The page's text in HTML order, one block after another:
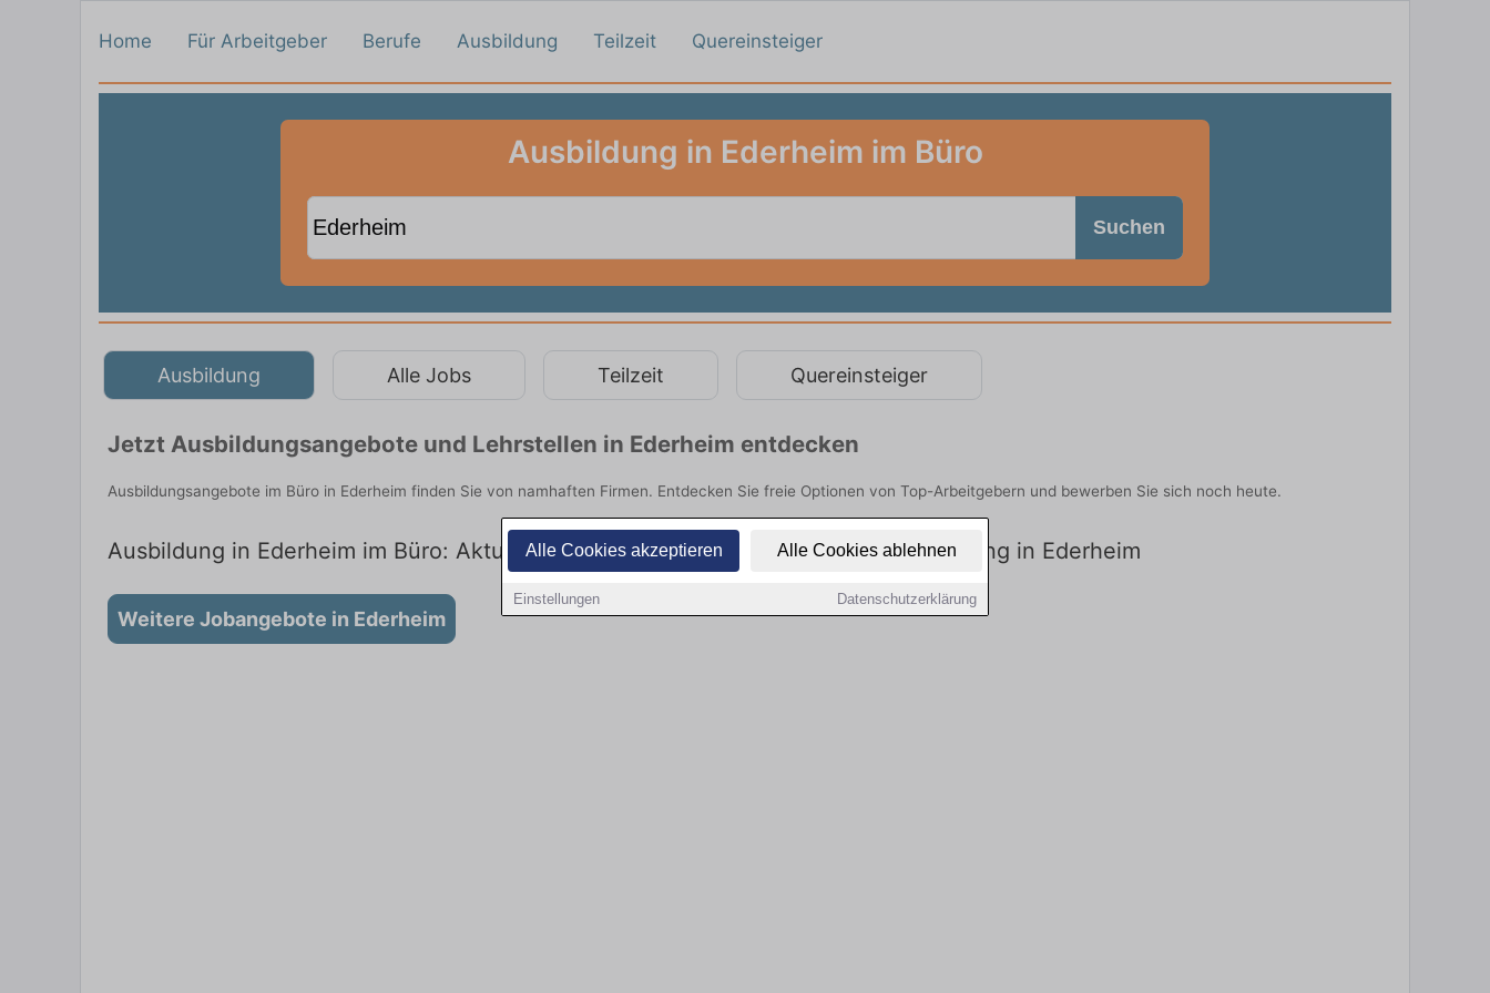
Alle Cookies akzeptieren Alle Cookies ablehnen
Einstellungen Datenschutzerklärung
Home Für Arbeitgeber Berufe Ausbildung Teilzeit Quereinsteiger
Ausbildung in Ederheim im Büro
Suchen
Ausbildung Alle Jobs Teilzeit Quereinsteiger
Jetzt Ausbildungsangebote und Lehrstellen in Ederheim entdecken
Ausbildungsangebote im Büro in Ederheim finden Sie von namhaften Firmen. Entdecken Sie freie Optionen von Top-Arbeitgebern und bewerben Sie sich noch heute.
Ausbildung in Ederheim im Büro: Aktuell gibt es keine Stellenangebote für Ausbildung in Ederheim
Weitere Jobangebote in Ederheim